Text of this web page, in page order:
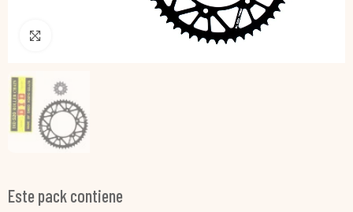
Pincha para agrandar
Este pack contiene